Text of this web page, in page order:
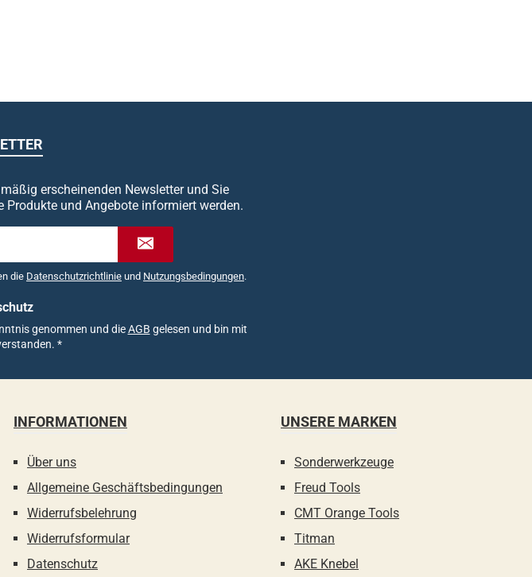
erscheinenden Newsletter und Sie
Produkte und Angebote informiert werden.
die Datenschutzrichtlinie und Nutzungsbedingungen.
genommen und dieAGB gelesen und bin mit
*
INFORMATIONEN
Über uns
Allgemeine Geschäftsbedingungen
Widerrufsbelehrung
Widerrufsformular
Datenschutz
UNSERE MARKEN
Sonderwerkzeuge
Freud Tools
CMT Orange Tools
Titman
AKE Knebel